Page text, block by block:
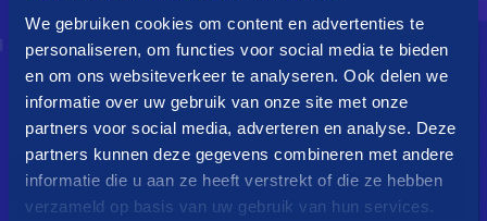
We gebruiken cookies om content en advertenties te
personaliseren, om functies voor social media te bieden
en om ons websiteverkeer te analyseren. Ook delen we
informatie over uw gebruik van onze site met onze
partners voor social media, adverteren en analyse. Deze
partners kunnen deze gegevens combineren met andere
informatie die u aan ze heeft verstrekt of die ze hebben
verzameld op basis van uw gebruik van hun services.